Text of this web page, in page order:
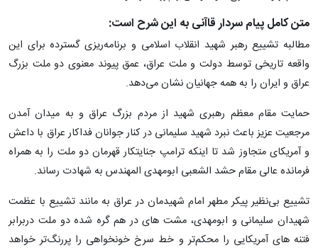
متن کامل پیام سردار قاآنی به این شرح است:
مطالبه تشییع رهبر شهید انقلاب اسلامی و برنامه‌ریزی گسترده برای این
واقعه تاریخی توسط دولت و ملت عراق، عمق پیوند معنوی دو ملت بزرگ
عراق و ایران را به همه جهانیان نشان می‌دهد.
حمایت مقام معظم رهبری شهید از مردم بزرگ عراق و به میدان آمدن
مرجعیت عزیز باعث نبرد شهید سلیمانی در کنار جوانان فداکار عراق با داعش
و آمریکای متجاوز شد تا اینکه ترامپ جنایتکار قهرمان دو ملت را به همراه
فرمانده عالی مقام حشد الشعبی ابومهدی المهندس به شهادت رساند.
تشییع بی‌نظیر پیکر مطهر امام شهیدمان در عراق به مانند تشییع با عظمت
شهیدان سلیمانی و ابومهدی، مشت های در هم گره شده دو ملت دربرابر
فتنه های آمریکایی را محکم‌تر و خط سرخ خونخواهی را پررنگ‌تر خواهد